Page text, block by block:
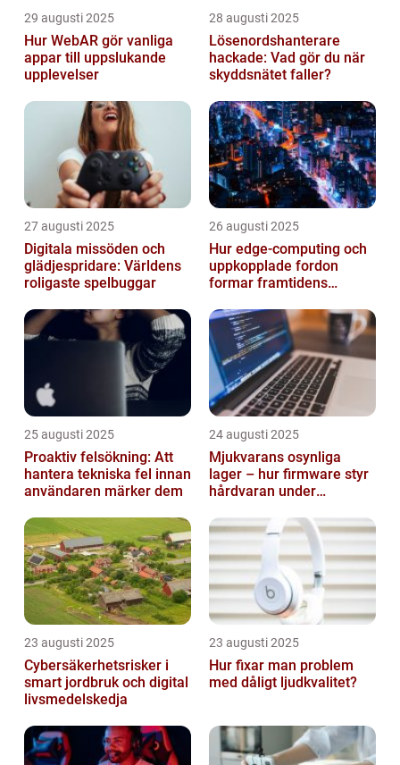
29 augusti 2025
Hur WebAR gör vanliga
appar till uppslukande
upplevelser
28 augusti 2025
Lösenordshanterare
hackade: Vad gör du när
skyddsnätet faller?
27 augusti 2025
Digitala missöden och
glädjespridare: Världens
roligaste spelbuggar
26 augusti 2025
Hur edge‑computing och
uppkopplade fordon
formar framtidens
25 augusti 2025
Proaktiv felsökning: Att
hantera tekniska fel innan
användaren märker dem
24 augusti 2025
Mjukvarans osynliga
lager – hur firmware styr
hårdvaran under
23 augusti 2025
Cybersäkerhetsrisker i
smart jordbruk och digital
livsmedelskedja
23 augusti 2025
Hur fixar man problem
med dåligt ljudkvalitet?